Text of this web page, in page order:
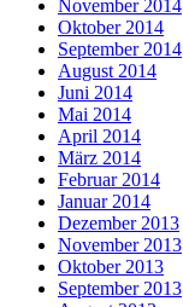
November 2014
Oktober 2014
September 2014
August 2014
Juni 2014
Mai 2014
April 2014
März 2014
Februar 2014
Januar 2014
Dezember 2013
November 2013
Oktober 2013
September 2013